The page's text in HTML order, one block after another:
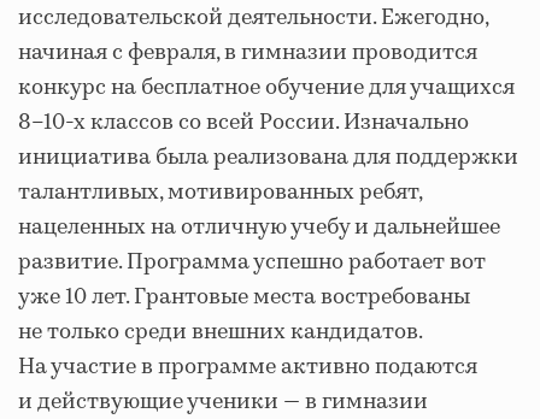
исследовательской деятельности. Ежегодно,
начиная с февраля, в гимназии проводится
конкурс на бесплатное обучение для учащихся
8–10-х классов со всей России. Изначально
инициатива была реализована для поддержки
талантливых, мотивированных ребят,
нацеленных на отличную учебу и дальнейшее
развитие. Программа успешно работает вот
уже 10 лет. Грантовые места востребованы
не только среди внешних кандидатов.
На участие в программе активно подаются
и действующие ученики — в гимназии